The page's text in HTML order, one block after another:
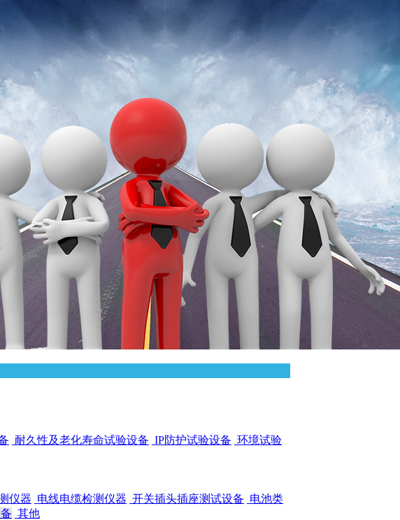
耐久性及老化寿命试验设备 IP防护试验设备 环境试验
仪器 电线电缆检测仪器 开关插头插座测试设备 电池类
其他